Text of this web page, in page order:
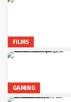
FILMS
GAMING